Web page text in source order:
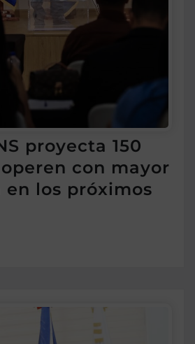
proyecta 150
con mayor
los próximos